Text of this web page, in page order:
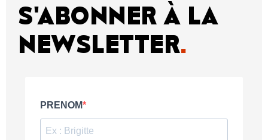
S'ABONNER À LA
NEWSLETTER.
PRENOM